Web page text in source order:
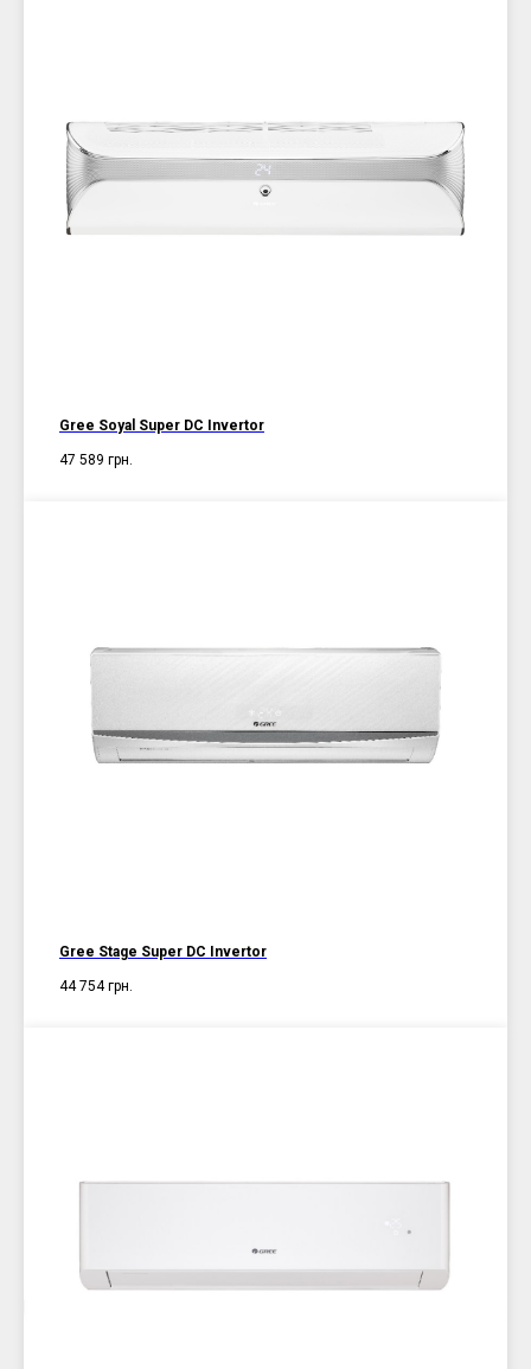
Gree Soyal Super DC Invertor
47 589 грн.
Gree Stage Super DC Invertor
44 754 грн.